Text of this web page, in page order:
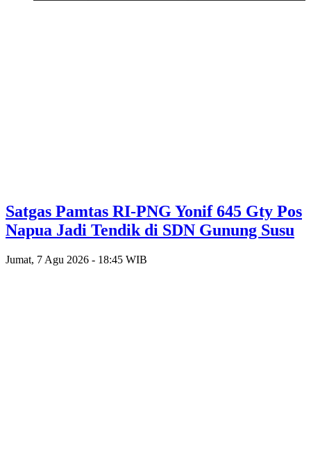
Satgas Pamtas RI-PNG Yonif 645 Gty Pos
Napua Jadi Tendik di SDN Gunung Susu
Jumat, 7 Agu 2026 - 18:45 WIB